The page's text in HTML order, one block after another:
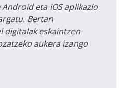
eta iOS aplikazio
Bertan
eskaintzen
aukera izango